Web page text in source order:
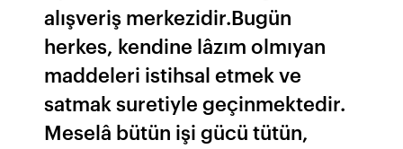
alışve­riş merkezidir.Bugün
herkes, kendine lâzım olmıyan
maddeleri istihsal etmek ve
satmak sure­tiyle geçinmektedir.
Meselâ bütün işi gücü tütün,